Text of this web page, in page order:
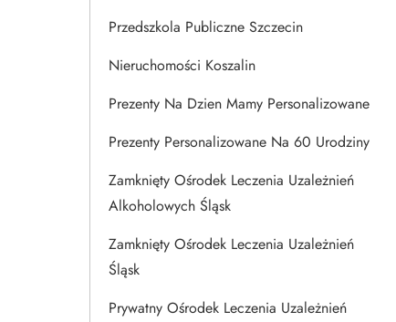
Przedszkola Publiczne Szczecin
Nieruchomości Koszalin
Prezenty Na Dzien Mamy Personalizowane
Prezenty Personalizowane Na 60 Urodziny
Zamknięty Ośrodek Leczenia Uzależnień
Alkoholowych Śląsk
Zamknięty Ośrodek Leczenia Uzależnień
Śląsk
Prywatny Ośrodek Leczenia Uzależnień